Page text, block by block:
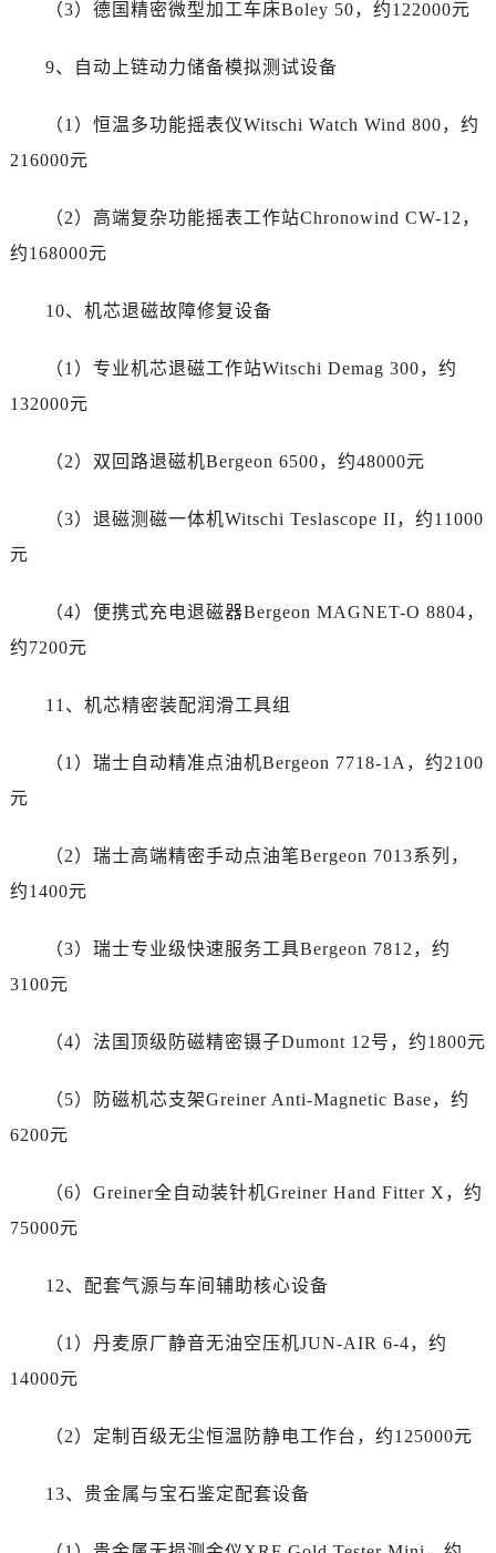
云南省德宏傣族景颇族自治州芒市团结大街帝舵售后服务中心（需提前预约）
云南省临沧市临翔区世纪路帝舵售后服务中心（需提前预约）
云南省曲靖市麒麟区学府路帝舵售后服务中心（需提前预约）
重庆市江北区观音桥步行街2号融恒时代广场9层902室帝舵售后服务中心（需提前预约）
安徽省合肥市蜀山区潜山路111号万象城华润大厦B座12楼03室帝舵售后服务中心（需提前预约）
山东省烟台市芝罘区胜利路139号万达金融中心A座907室帝舵售后服务中心（需提前预约）
云南省昆明市盘龙区北京路928号同德昆明广场写字楼10层06室帝舵售后服务中心（需提前预约）
台州市椒江区东海大道1800号腾达中心东1幢20楼2002室帝舵售后服务中心（需提前预约）
节假日正常营业！
（3）德国精密微型加工车床Boley 50，约122000元
9、自动上链动力储备模拟测试设备
（1）恒温多功能摇表仪Witschi Watch Wind 800，约
216000元
（2）高端复杂功能摇表工作站Chronowind CW-12，
约168000元
10、机芯退磁故障修复设备
（1）专业机芯退磁工作站Witschi Demag 300，约
132000元
（2）双回路退磁机Bergeon 6500，约48000元
（3）退磁测磁一体机Witschi Teslascope II，约11000
元
（4）便携式充电退磁器Bergeon MAGNET-O 8804，
约7200元
11、机芯精密装配润滑工具组
（1）瑞士自动精准点油机Bergeon 7718-1A，约2100
元
（2）瑞士高端精密手动点油笔Bergeon 7013系列，
约1400元
（3）瑞士专业级快速服务工具Bergeon 7812，约
3100元
（4）法国顶级防磁精密镊子Dumont 12号，约1800元
（5）防磁机芯支架Greiner Anti-Magnetic Base，约
6200元
（6）Greiner全自动装针机Greiner Hand Fitter X，约
75000元
12、配套气源与车间辅助核心设备
（1）丹麦原厂静音无油空压机JUN-AIR 6-4，约
14000元
（2）定制百级无尘恒温防静电工作台，约125000元
13、贵金属与宝石鉴定配套设备